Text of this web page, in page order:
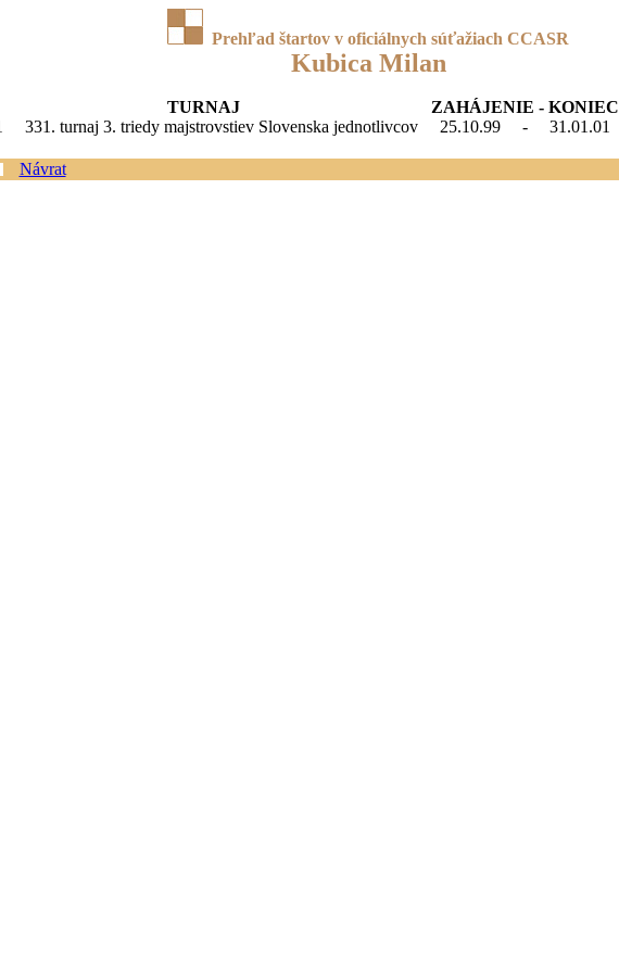
Prehľad štartov v oficiálnych súťažiach CCASR
Kubica Milan
TURNAJ ZAHÁJENIE - KONIEC
331. turnaj 3. triedy majstrovstiev Slovenska jednotlivcov 25.10.99 - 31.01.01
Návrat